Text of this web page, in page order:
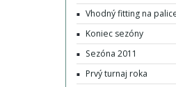
Vhodný fitting na
Koniec sezóny
Sezóna 2011
Prvý turnaj roka